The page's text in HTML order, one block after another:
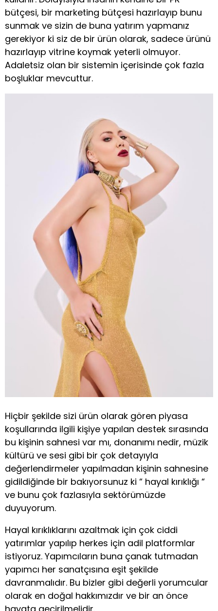
bütçesi, bir marketing bütçesi hazırlayıp bunu
sunmak ve sizin de buna yatırım yapmanız
gerekiyor ki siz de bir ürün olarak, sadece ürünü
hazırlayıp vitrine koymak yeterli olmuyor.
Adaletsiz olan bir sistemin içerisinde çok fazla
boşluklar mevcuttur.
Hiçbir şekilde sizi ürün olarak gören piyasa
koşullarında ilgili kişiye yapılan destek sırasında
bu kişinin sahnesi var mı, donanımı nedir, müzik
kültürü ve sesi gibi bir çok detayıyla
değerlendirmeler yapılmadan kişinin sahnesine
gidildiğinde bir bakıyorsunuz ki “ hayal kırıklığı “
ve bunu çok fazlasıyla sektörümüzde
duyuyorum.
Hayal kırıklıklarını azaltmak için çok ciddi
yatırımlar yapılıp herkes için adil platformlar
istiyoruz. Yapımcıların buna çanak tutmadan
yapımcı her sanatçısına eşit şekilde
davranmalıdır. Bu bizler gibi değerli yorumcular
olarak en doğal hakkımızdır ve bir an önce